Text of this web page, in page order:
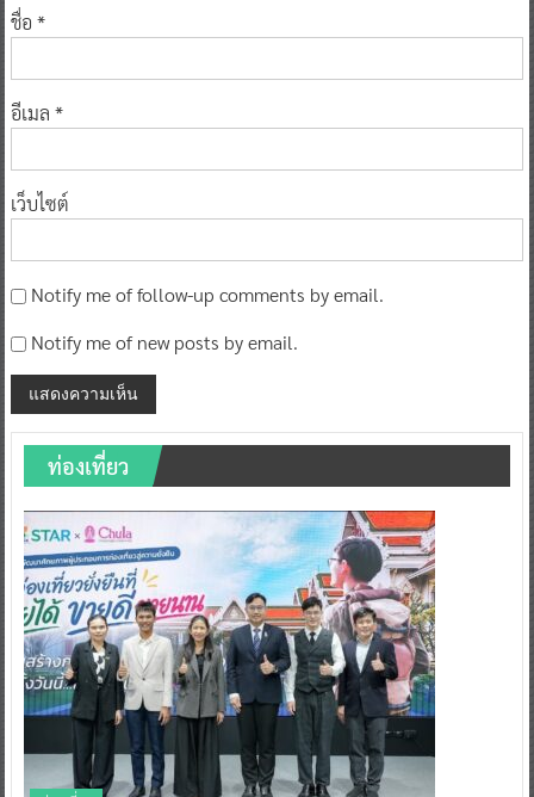
ชื่อ *
อีเมล *
เว็บไซต์
Notify me of follow-up comments by email.
Notify me of new posts by email.
ท่องเที่ยว